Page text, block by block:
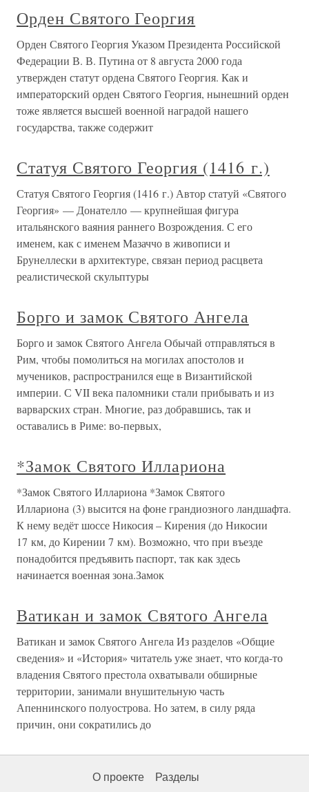
Орден Святого Георгия
Орден Святого Георгия Указом Президента Российской
Федерации В. В. Путина от 8 августа 2000 года
утвержден статут ордена Святого Георгия. Как и
императорский орден Святого Георгия, нынешний орден
тоже является высшей военной наградой нашего
государства, также содержит
Статуя Святого Георгия (1416 г.)
Статуя Святого Георгия (1416 г.) Автор статуй «Святого
Георгия» — Донателло — крупнейшая фигура
итальянского ваяния раннего Возрождения. С его
именем, как с именем Мазаччо в живописи и
Брунеллески в архитектуре, связан период расцвета
реалистической скульптуры
Борго и замок Святого Ангела
Борго и замок Святого Ангела Обычай отправляться в
Рим, чтобы помолиться на могилах апостолов и
мучеников, распространился еще в Византийской
империи. С VII века паломники стали прибывать и из
варварских стран. Многие, раз добравшись, так и
оставались в Риме: во-первых,
*Замок Святого Иллариона
*Замок Святого Иллариона *Замок Святого
Иллариона (3) высится на фоне грандиозного ландшафта.
К нему ведёт шоссе Никосия – Кирения (до Никосии
17 км, до Кирении 7 км). Возможно, что при въезде
понадобится предъявить паспорт, так как здесь
начинается военная зона.Замок
Ватикан и замок Святого Ангела
Ватикан и замок Святого Ангела Из разделов «Общие
сведения» и «История» читатель уже знает, что когда-то
владения Святого престола охватывали обширные
территории, занимали внушительную часть
Апеннинского полуострова. Но затем, в силу ряда
причин, они сократились до
О проекте Разделы